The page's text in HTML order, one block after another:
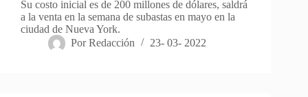
Su costo inicial es de 200 millones de dólares, saldrá
a la venta en la semana de subastas en mayo en la
ciudad de Nueva York.
Por Redacción 23- 03- 2022